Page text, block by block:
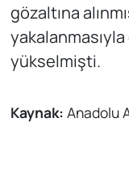
gözaltına
yakalanmasıyla
yükselmişti.
Kaynak: Anadolu